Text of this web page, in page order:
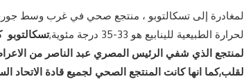
إلى تسكالتوبو ، منتجع صحي في غرب وسط
الطبيعية للينابيع هو 33-35 درجة مئوية,
تسكالتوبو
الذي شفي الرئيس المصري عبد الناصر من
انها كانت المنتجع الصحي لجميع قادة الاتحاد